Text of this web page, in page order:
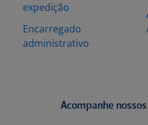
expedição
Encarregado
administrativo
Acompanhe